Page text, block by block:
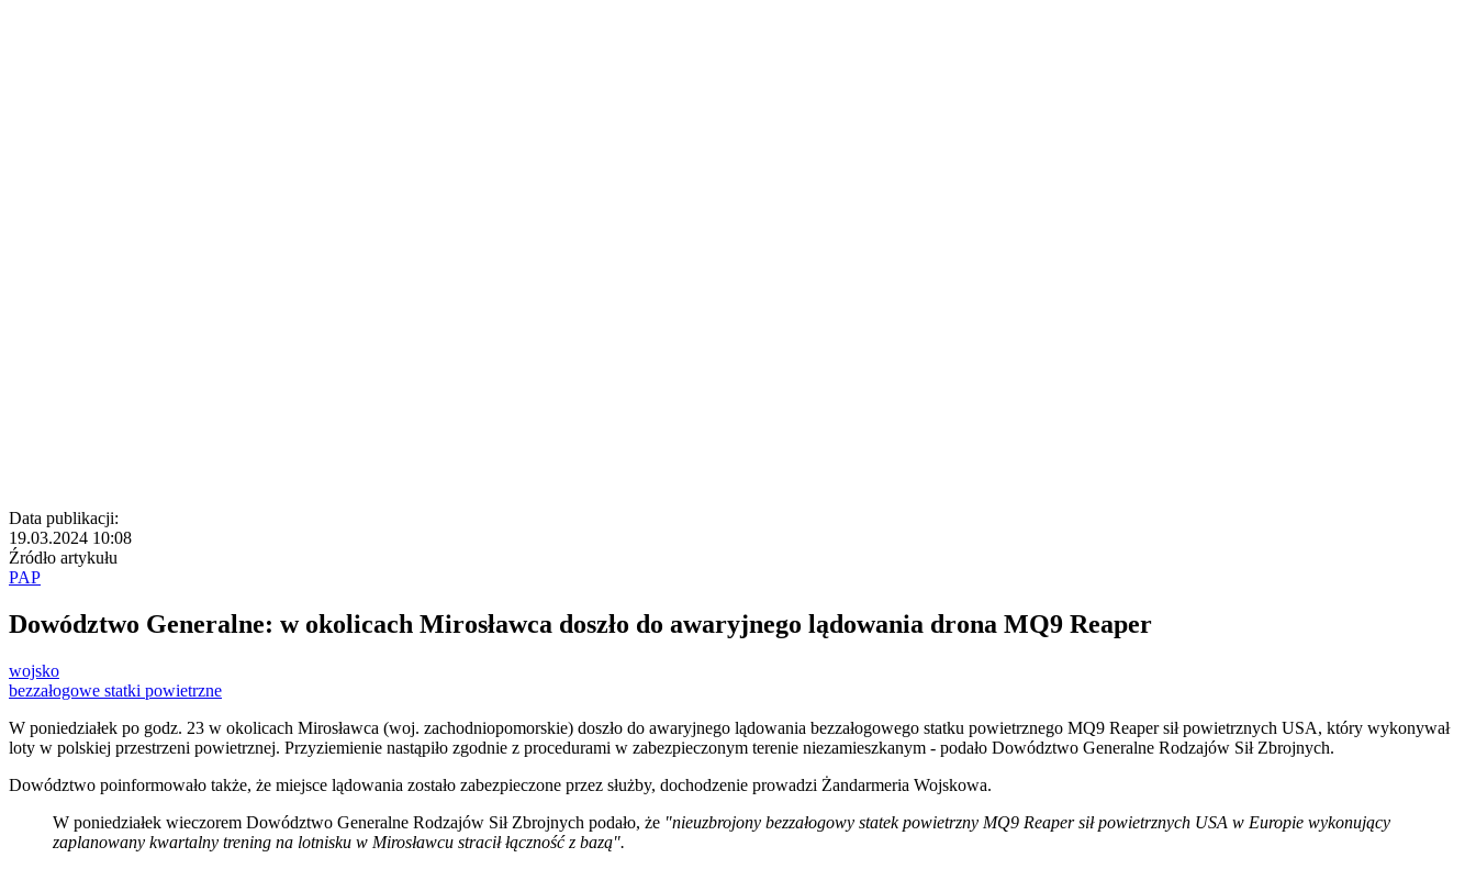
Data publikacji:
19.03.2024 10:08
Źródło artykułu
PAP
Dowództwo Generalne: w okolicach Mirosławca doszło do awaryjnego lądowania drona MQ9 Reaper
wojsko
bezzałogowe statki powietrzne
W poniedziałek po godz. 23 w okolicach Mirosławca (woj. zachodniopomorskie) doszło do awaryjnego lądowania bezzałogowego statku powietrznego MQ9 Reaper sił powietrznych USA, który wykonywał
loty w polskiej przestrzeni powietrznej. Przyziemienie nastąpiło zgodnie z procedurami w zabezpieczonym terenie niezamieszkanym - podało Dowództwo Generalne Rodzajów Sił Zbrojnych.
Dowództwo poinformowało także, że miejsce lądowania zostało zabezpieczone przez służby, dochodzenie prowadzi Żandarmeria Wojskowa.
W poniedziałek wieczorem Dowództwo Generalne Rodzajów Sił Zbrojnych podało, że "nieuzbrojony bezzałogowy statek powietrzny MQ9 Reaper sił powietrznych USA w Europie wykonujący
zaplanowany kwartalny trening na lotnisku w Mirosławcu stracił łączność z bazą".